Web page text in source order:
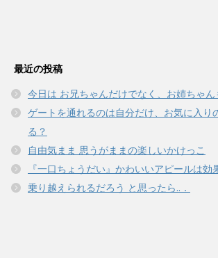
最近の投稿
今日は お兄ちゃんだけでなく、お姉ちゃん
ゲートを通れるのは自分だけ、お気に入り
る？
自由気まま 思うがままの楽しいかけっこ
『一口ちょうだい』かわいいアピールは効
乗り越えられるだろう と思ったら..．